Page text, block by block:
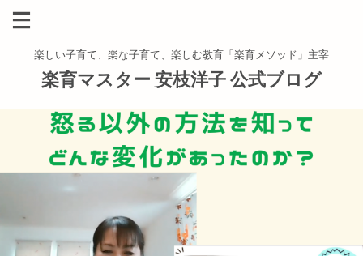
楽しい子育て、楽な子育て、楽しむ教育「楽育メソッド」主宰
楽育マスター 安枝洋子 公式ブログ